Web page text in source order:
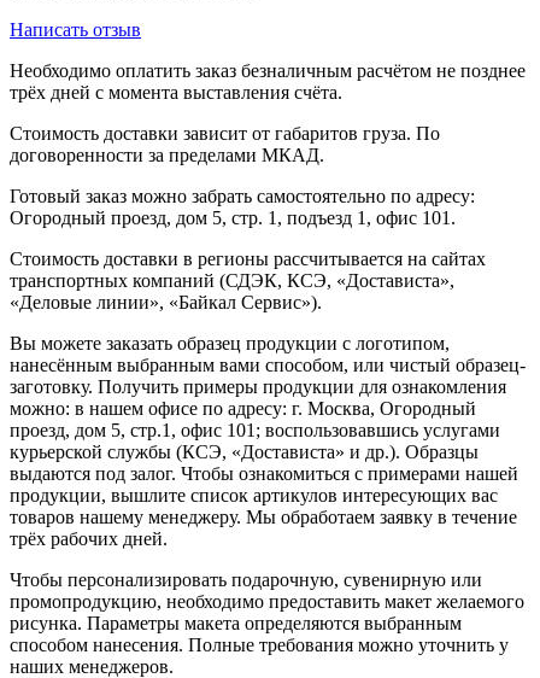
Написать отзыв
Необходимо оплатить заказ безналичным расчётом не позднее
трёх дней с момента выставления счёта.
Стоимость доставки зависит от габаритов груза. По
договоренности за пределами МКАД.
Готовый заказ можно забрать самостоятельно по адресу:
Огородный проезд, дом 5, стр. 1, подъезд 1, офис 101.
Стоимость доставки в регионы рассчитывается на сайтах
транспортных компаний (СДЭК, КСЭ, «Достависта»,
«Деловые линии», «Байкал Сервис»).
Вы можете заказать образец продукции с логотипом,
нанесённым выбранным вами способом, или чистый образец-
заготовку. Получить примеры продукции для ознакомления
можно: в нашем офисе по адресу: г. Москва, Огородный
проезд, дом 5, стр.1, офис 101; воспользовавшись услугами
курьерской службы (КСЭ, «Достависта» и др.). Образцы
выдаются под залог. Чтобы ознакомиться с примерами нашей
продукции, вышлите список артикулов интересующих вас
товаров нашему менеджеру. Мы обработаем заявку в течение
трёх рабочих дней.
Чтобы персонализировать подарочную, сувенирную или
промопродукцию, необходимо предоставить макет желаемого
рисунка. Параметры макета определяются выбранным
способом нанесения. Полные требования можно уточнить у
наших менеджеров.